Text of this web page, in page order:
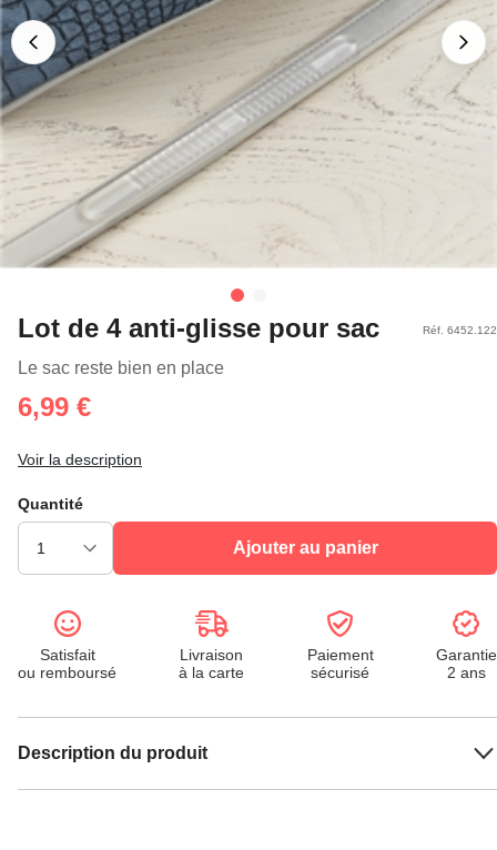
Lot de 4 anti-glisse pour sac
Le sac reste bien en place
Réf. 6452.122
6,99 €
Voir la description
Quantité
Ajouter au panier
Satisfait
ou remboursé
Livraison
à la carte
Paiement
sécurisé
Garantie
2 ans
Description du produit